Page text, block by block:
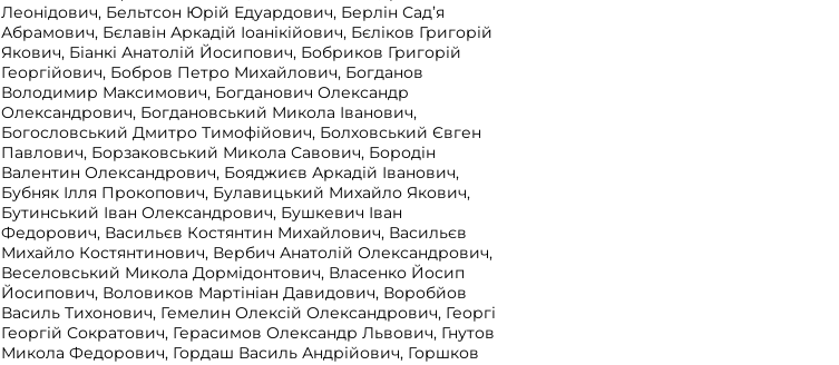
Леонідович, Бельтсон Юрій Едуардович, Берлін Сад’я
Абрамович, Бєлавін Аркадій Іоанікійович, Бєліков Григорій
Якович, Біанкі Анатолій Йосипович, Бобриков Григорій
Георгійович, Бобров Петро Михайлович, Богданов
Володимир Максимович, Богданович Олександр
Олександрович, Богдановський Микола Іванович,
Богословський Дмитро Тимофійович, Болховський Євген
Павлович, Борзаковський Микола Савович, Бородін
Валентин Олександрович, Бояджиєв Аркадій Іванович,
Бубняк Ілля Прокопович, Булавицький Михайло Якович,
Бутинський Іван Олександрович, Бушкевич Іван
Федорович, Васильєв Костянтин Михайлович, Васильєв
Михайло Костянтинович, Вербич Анатолій Олександрович,
Веселовський Микола Дормідонтович, Власенко Йосип
Йосипович, Воловиков Мартініан Давидович, Воробйов
Василь Тихонович, Гемелин Олексій Олександрович, Георгі
Георгій Сократович, Герасимов Олександр Львович, Гнутов
Микола Федорович, Гордаш Василь Андрійович, Горшков